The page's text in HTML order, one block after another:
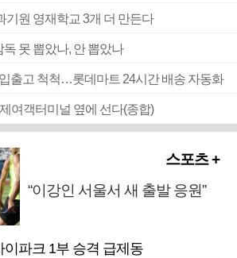
원 영재학교 3개 더 만든다
못 뽑았나, 안 뽑았나
출고 척척…롯데마트 24시간 배송 자동화
여객터미널 옆에 선다(종합)
스포츠 +
“이강인 서울서 새 출발 응원”
파크 1부 승격 급제동